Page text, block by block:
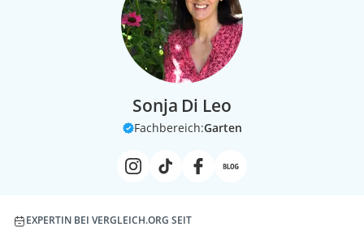
Sonja Di Leo
Fachbereich:Garten
EXPERTIN BEI VERGLEICH.ORG SEIT